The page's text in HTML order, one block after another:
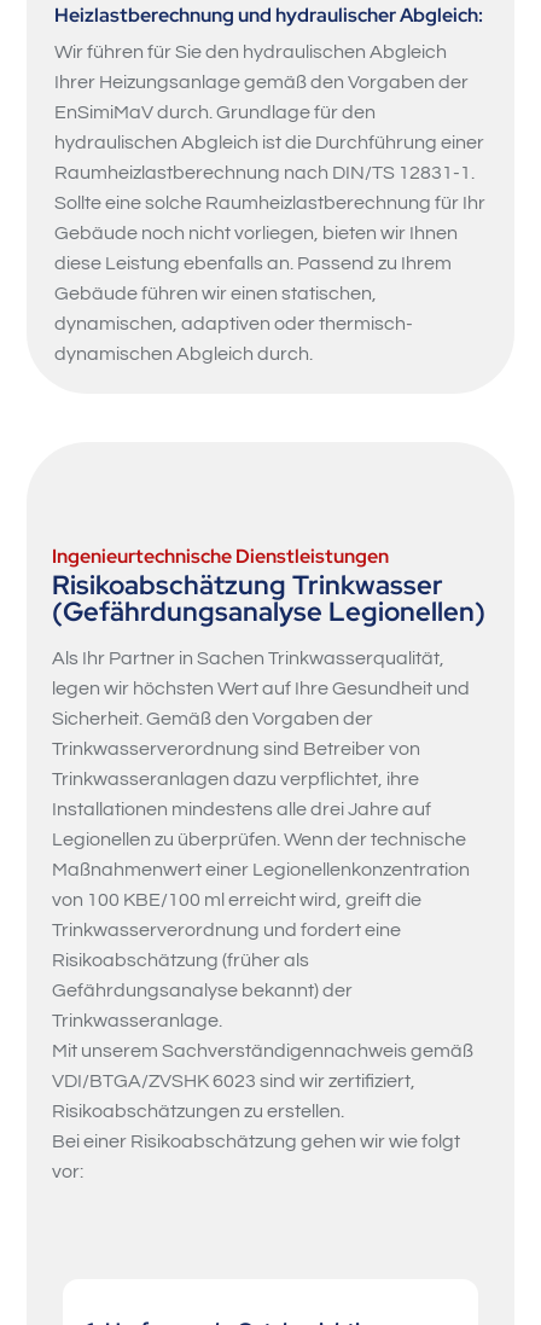
Heizlastberechnung und hydraulischer Abgleich:
Wir führen für Sie den hydraulischen Abgleich
Ihrer Heizungsanlage gemäß den Vorgaben der
EnSimiMaV durch. Grundlage für den
hydraulischen Abgleich ist die Durchführung einer
Raumheizlastberechnung nach DIN/TS 12831-1.
Sollte eine solche Raumheizlastberechnung für Ihr
Gebäude noch nicht vorliegen, bieten wir Ihnen
diese Leistung ebenfalls an. Passend zu Ihrem
Gebäude führen wir einen statischen,
dynamischen, adaptiven oder thermisch-
dynamischen Abgleich durch.
Ingenieurtechnische Dienstleistungen
Risikoabschätzung Trinkwasser
(Gefährdungsanalyse Legionellen)
Als Ihr Partner in Sachen Trinkwasserqualität,
legen wir höchsten Wert auf Ihre Gesundheit und
Sicherheit. Gemäß den Vorgaben der
Trinkwasserverordnung sind Betreiber von
Trinkwasseranlagen dazu verpflichtet, ihre
Installationen mindestens alle drei Jahre auf
Legionellen zu überprüfen. Wenn der technische
Maßnahmenwert einer Legionellenkonzentration
von 100 KBE/100 ml erreicht wird, greift die
Trinkwasserverordnung und fordert eine
Risikoabschätzung (früher als
Gefährdungsanalyse bekannt) der
Trinkwasseranlage.
Mit unserem Sachverständigennachweis gemäß
VDI/BTGA/ZVSHK 6023 sind wir zertifiziert,
Risikoabschätzungen zu erstellen.
Bei einer Risikoabschätzung gehen wir wie folgt
vor: